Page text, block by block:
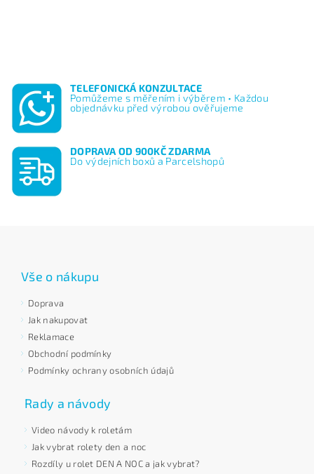
TELEFONICKÁ KONZULTACE
Pomůžeme s měřením i výběrem • Každou
objednávku před výrobou ověřujeme
DOPRAVA OD 900KČ ZDARMA
Do výdejních boxů a Parcelshopů
Vše o nákupu
Doprava
Jak nakupovat
Reklamace
Obchodní podmínky
Podmínky ochrany osobních údajů
Rady a návody
Video návody k roletám
Jak vybrat rolety den a noc
Rozdíly u rolet DEN A NOC a jak vybrat?